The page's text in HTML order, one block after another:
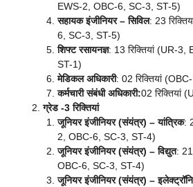
EWS-2, OBC-6, SC-3, ST-5)
सहायक इंजीनियर – सिविल: 23
6, SC-3, ST-5)
शिफ्ट रसायनज्ञ: 13 रिक्तियां (UR-
ST-1)
मेडिकल अधिकारी: 02 रिक्तियां
कर्मचारी संबंधी अधिकारी:02 रिक्तियां
ग्रेड -3 रिक्तियां
जूनियर इंजीनियर (संयंत्र) – यांत्रिक:
2, OBC-6, SC-3, ST-4)
जूनियर इंजीनियर (संयंत्र) – विद्युत:
OBC-6, SC-3, ST-4)
जूनियर इंजीनियर (संयंत्र) –